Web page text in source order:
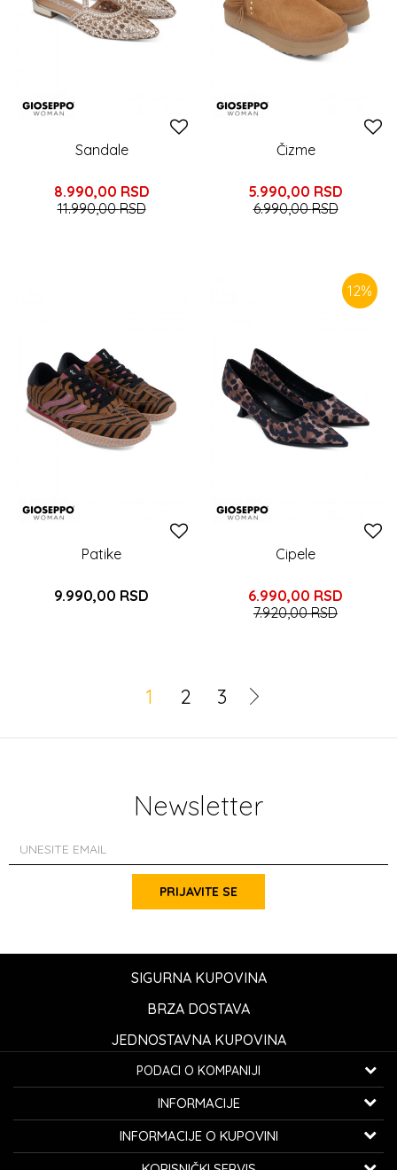
Sandale
8.990,00 RSD
11.990,00RSD
Čizme
5.990,00 RSD
6.990,00RSD
Patike
9.990,00 RSD
12%
Cipele
6.990,00 RSD
7.920,00RSD
1 2 3
Newsletter
PRIJAVITE SE
SIGURNA KUPOVINA
BRZA DOSTAVA
JEDNOSTAVNA KUPOVINA
PODACI O KOMPANIJI
K...G... Fashion d.o.o.
Bulevar oslobođenja 41 32000 Čačak, Srbija
Telefon: 060/0800-850
INFORMACIJE
O nama
Zaposlenje
INFORMACIJE O KUPOVINI
Opšti uslovi kupovine